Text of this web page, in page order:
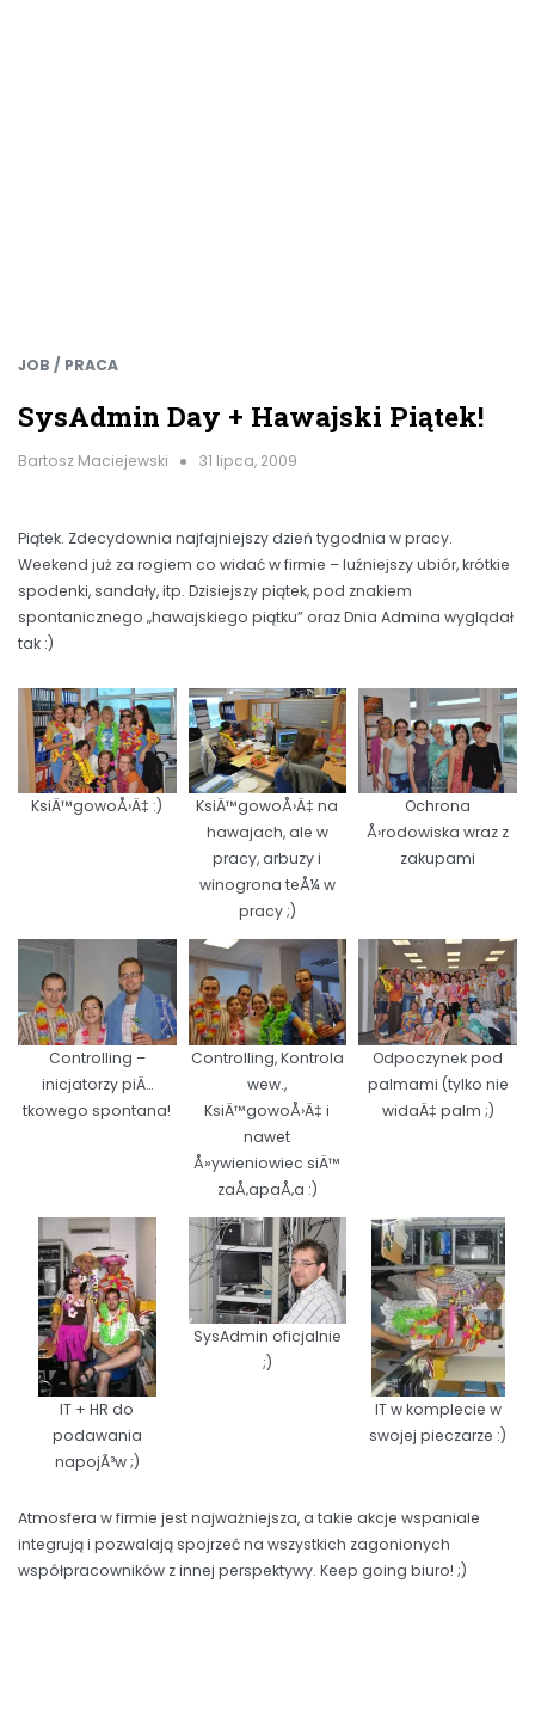
JOB / PRACA
SysAdmin Day + Hawajski Piątek!
Bartosz Maciejewski 31 lipca, 2009
Piątek. Zdecydownia najfajniejszy dzień tygodnia w pracy.
Weekend już za rogiem co widać w firmie – luźniejszy ubiór, krótkie
spodenki, sandały, itp. Dzisiejszy piątek, pod znakiem
spontanicznego „hawajskiego piątku” oraz Dnia Admina wyglądał
tak :)
KsiÄ™gowoÅ›Ä‡ :)
KsiÄ™gowoÅ›Ä‡ na
hawajach, ale w
pracy, arbuzy i
winogrona teÅ¼ w
pracy ;)
Ochrona
Å›rodowiska wraz z
zakupami
Controlling –
inicjatorzy piÄ…
tkowego spontana!
Controlling, Kontrola
wew.,
KsiÄ™gowoÅ›Ä‡ i
nawet
Å»ywieniowiec siÄ™
zaÅ‚apaÅ‚a :)
Odpoczynek pod
palmami (tylko nie
widaÄ‡ palm ;)
IT + HR do
podawania
napojÃ³w ;)
SysAdmin oficjalnie
;)
IT w komplecie w
swojej pieczarze :)
Atmosfera w firmie jest najważniejsza, a takie akcje wspaniale
integrują i pozwalają spojrzeć na wszystkich zagonionych
współpracowników z innej perspektywy. Keep going biuro! ;)